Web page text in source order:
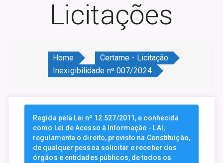
Licitações
Home
Certame - Licitação
Inexigibilidade nº 007/2024
Regida pela Lei nº 12.527/2011, e conhecida
como Lei de Acesso à Informação - LAI,
regulamenta o direito, previsto na Constituição,
de qualquer pessoa solicitar e receber dos
órgãos e entidades públicos, de todos os